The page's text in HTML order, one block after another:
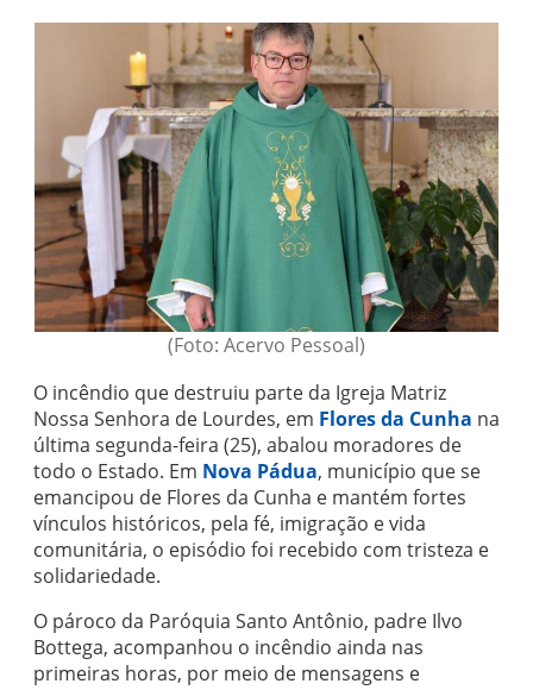
(Foto: Acervo Pessoal)
O incêndio que destruiu parte da Igreja Matriz
Nossa Senhora de Lourdes, em Flores da Cunha na
última segunda-feira (25), abalou moradores de
todo o Estado. Em Nova Pádua, município que se
emancipou de Flores da Cunha e mantém fortes
vínculos históricos, pela fé, imigração e vida
comunitária, o episódio foi recebido com tristeza e
solidariedade.
O pároco da Paróquia Santo Antônio, padre Ilvo
Bottega, acompanhou o incêndio ainda nas
primeiras horas, por meio de mensagens e